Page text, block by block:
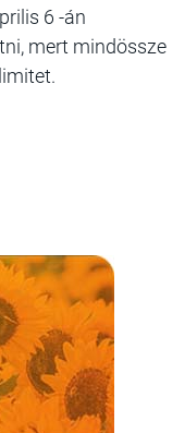
6 -án
mert mindössze